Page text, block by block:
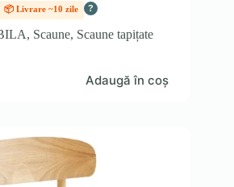
📦 Livrare ~10 zile ?
, Scaune, Scaune tapițate
Adaugă în coș